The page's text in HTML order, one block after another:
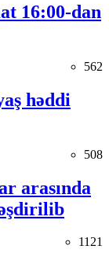
16:00-dan
562
həddi
508
arasında
1121